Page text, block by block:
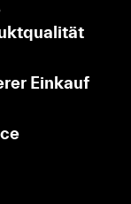
Einkauf